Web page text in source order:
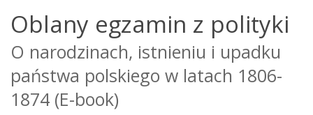
Oblany egzamin z polityki
O narodzinach, istnieniu i upadku
państwa polskiego w latach 1806-
1874 (E-book)